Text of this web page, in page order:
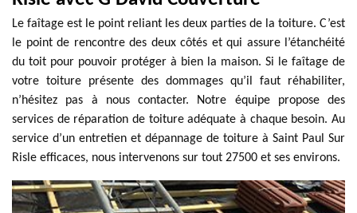
Le faîtage est le point reliant les deux parties de la toiture. C’est
le point de rencontre des deux côtés et qui assure l’étanchéité
du toit pour pouvoir protéger à bien la maison. Si le faîtage de
votre toiture présente des dommages qu’il faut réhabiliter,
n’hésitez pas à nous contacter. Notre équipe propose des
services de réparation de toiture adéquate à chaque besoin. Au
service d’un entretien et dépannage de toiture à Saint Paul Sur
Risle efficaces, nous intervenons sur tout 27500 et ses environs.